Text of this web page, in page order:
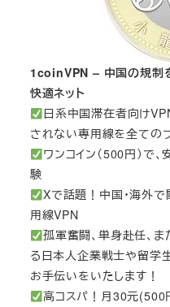
1coinVPN – 中国の規制
快適ネット
日系中国滞在者向け
されない専用線を全ての
ワンコイン（500円）で
験
Xで話題！中国・海外
用線VPN
孤軍奮闘、単身赴任、
る日本人企業戦士や留学
お手伝いをいたします！
高コスパ！月30元(500